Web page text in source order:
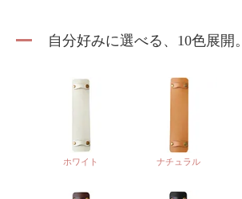
自分好みに選べる、10色展開。
ホワイト ナチュラル